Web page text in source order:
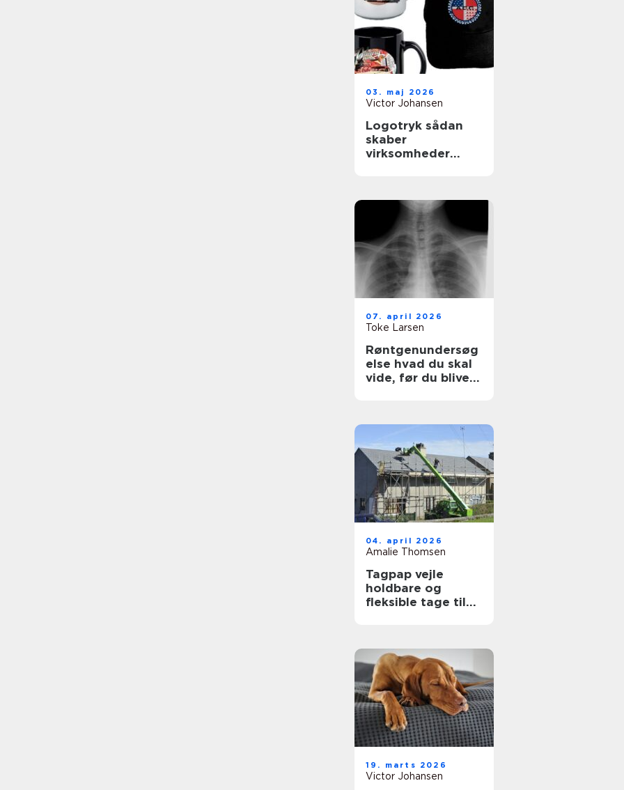
03. maj 2026
Victor Johansen
Logotryk sådan
skaber
virksomheder
07. april 2026
Toke Larsen
Røntgenundersøg
else hvad du skal
vide, før du bliver
04. april 2026
Amalie Thomsen
Tagpap vejle
holdbare og
fleksible tage til
19. marts 2026
Victor Johansen